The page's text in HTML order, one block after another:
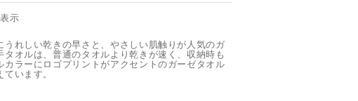
示
れしい乾きの早さと、やさしい肌触りが人気のガ
オルは、普通のタオルより乾きが速く、収納時も
ラーにロゴプリントがアクセントのガーゼタオル
います。